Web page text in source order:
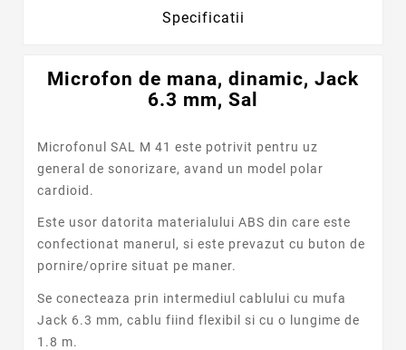
Specificatii
Microfon de mana, dinamic, Jack
6.3 mm, Sal
Microfonul SAL M 41 este potrivit pentru uz
general de sonorizare, avand un model polar
cardioid.
Este usor datorita materialului ABS din care este
confectionat manerul, si este prevazut cu buton de
pornire/oprire situat pe maner.
Se conecteaza prin intermediul cablului cu mufa
Jack 6.3 mm, cablu fiind flexibil si cu o lungime de
1.8 m.